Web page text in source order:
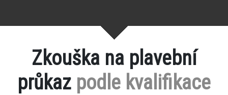
Zkouška na plavební
průkaz podle kvalifikace